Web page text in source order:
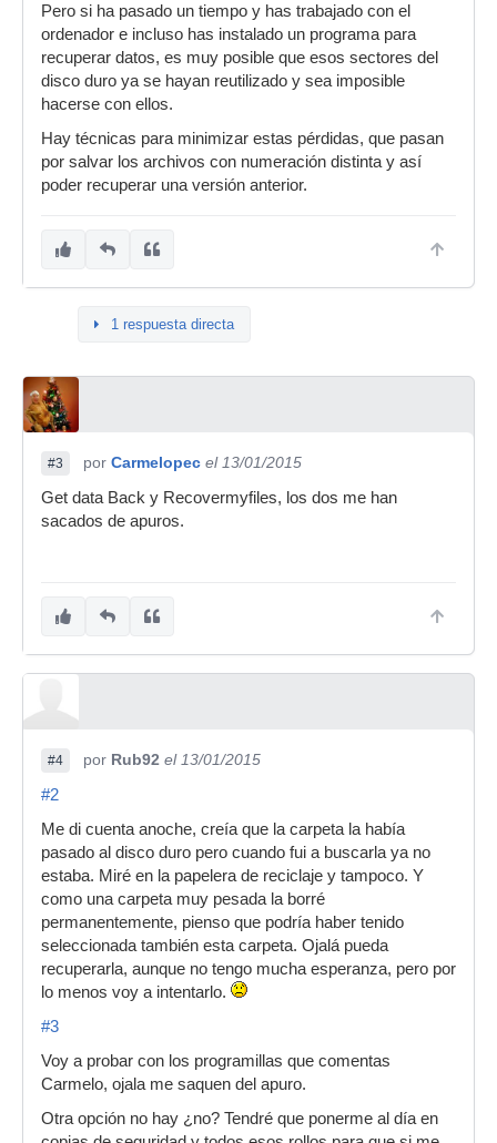
Pero si ha pasado un tiempo y has trabajado con el
ordenador e incluso has instalado un programa para
recuperar datos, es muy posible que esos sectores del
disco duro ya se hayan reutilizado y sea imposible
hacerse con ellos.
Hay técnicas para minimizar estas pérdidas, que pasan
por salvar los archivos con numeración distinta y así
poder recuperar una versión anterior.
1 respuesta directa
#3 por Carmelopec el 13/01/2015
Get data Back y Recovermyfiles, los dos me han
sacados de apuros.
#4 por Rub92 el 13/01/2015
#2
Me di cuenta anoche, creía que la carpeta la había
pasado al disco duro pero cuando fui a buscarla ya no
estaba. Miré en la papelera de reciclaje y tampoco. Y
como una carpeta muy pesada la borré
permanentemente, pienso que podría haber tenido
seleccionada también esta carpeta. Ojalá pueda
recuperarla, aunque no tengo mucha esperanza, pero por
lo menos voy a intentarlo.
#3
Voy a probar con los programillas que comentas
Carmelo, ojala me saquen del apuro.
Otra opción no hay ¿no? Tendré que ponerme al día en